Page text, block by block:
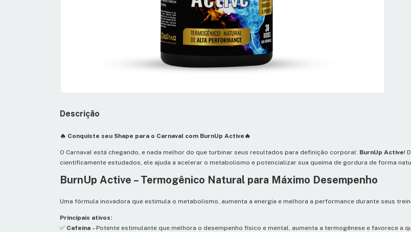
Descrição
🔥 Conquiste seu Shape para o Carnaval com BurnUp Active🔥
O Carnaval está chegando, e nada melhor do que turbinar seus resultados para definição corporal: BurnUp Active!
cientificamente estudados, ele ajuda a acelerar o metabolismo e potencializar sua queima de gordura de forma
BurnUp Active – Termogênico Natural para Máximo Desempenho
Uma fórmula inovadora que estimula o metabolismo, aumenta a energia e melhora a performance durante seus
Principais ativos:
✅ Cafeína – Potente estimulante que melhora o desempenho físico e mental, aumenta a termogênese e favorece a